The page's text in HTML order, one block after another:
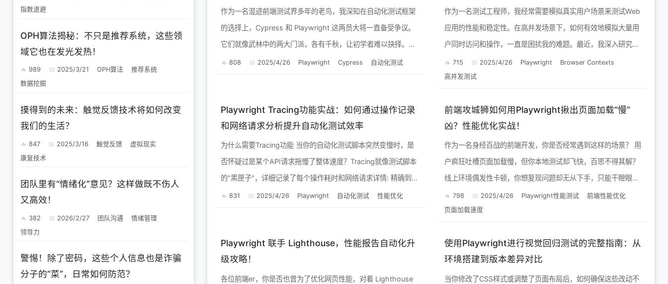
作为一名混迹前端测试界多年的老鸟，我深知在自动化测试框架
的选择上，Cypress 和 Playwright 这两员大将一直备受争议。
它们就像武林中的两大门派，各有千秋，让初学者难以抉择。今
天，我就以一个过来人的身份，结合我多年的实战经验，...
808 2025/4/26 Playwright Cypress 自动化测试
作为一名测试工程师，我经常需要模拟真实用户场景来测试Web
应用的性能和稳定性。在高并发场景下，如何有效地模拟大量用
户同时访问和操作，一直是困扰我的难题。最近，我深入研究了
Playwright 的 Browser Contexts 功能，...
715 2025/4/26 Playwright
Browser Contexts
高并发测试
Playwright Tracing功能实战：如何通过操作记录
和网络请求分析提升自动化测试效率
为什么需要Tracing功能 当你的自动化测试脚本突然变慢时，是
否怀疑过是某个API请求拖慢了整体速度？Tracing就像测试脚本
的"黑匣子"，详细记录了每个操作耗时和网络请求详情: 精确到
毫秒级的操作时间...
831 2025/4/26 Playwright 自动化测试 性能优化
前端攻城狮如何用Playwright揪出页面加载“慢”
凶？性能优化实战！
作为一名身经百战的前端开发，你是否经常遇到这样的场景？ 用
户疯狂吐槽页面加载慢，但你本地测试却飞快，百思不得其解？
线上环境偶发性卡顿，你想复现问题却无从下手，只能干瞪眼？
好不容易找到性能瓶颈，但优化后效果不明显，怀疑人...
798 2025/4/26 Playwright性能测试
前端性能优化
页面加载速度
Playwright 联手 Lighthouse，性能报告自动化升
级攻略！
各位前端er，你是否也曾为了优化网页性能，对着 Lighthouse
使用Playwright进行视觉回归测试的完整指南：从
环境搭建到版本差异对比
当你修改了CSS样式或调整了页面布局后，如何确保这些改动不
指数退避
OPH算法揭秘：不只是推荐系统，这些领
域它也在发光发热！
989 2025/3/21 OPH算法
推荐系统
数据挖掘
摸得到的未来：触觉反馈技术将如何改变
我们的生活？
847 2025/3/16 触觉反馈
虚拟现实
康复技术
团队里有“情绪化”意见？这样做既不伤人
又高效！
382 2026/2/27 团队沟通
情绪管理
领导力
警惕！除了密码，这些个人信息也是诈骗
分子的“菜”，日常如何防范？